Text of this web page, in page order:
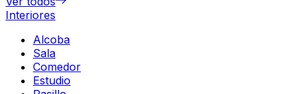
Interiores
Alcoba
Sala
Comedor
Estudio